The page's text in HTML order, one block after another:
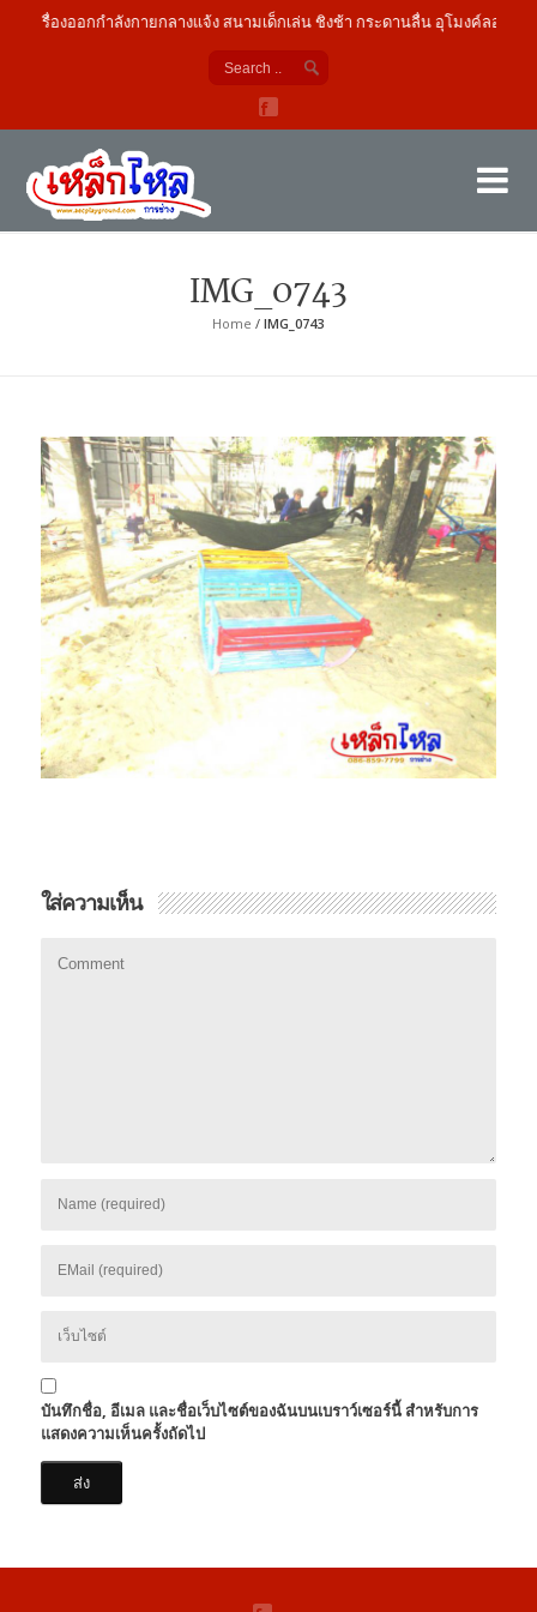
เครื่องออกกำลังกายกลางแจ้ง สนามเด็กเล่น ชิงช้า กระดานลื่น อุโมงค์ลอด
IMG_0743
Home /IMG_0743
ใส่ความเห็น
บันทึกชื่อ, อีเมล และชื่อเว็บไซต์ของฉันบนเบราว์เซอร์นี้ สำหรับการ
แสดงความเห็นครั้งถัดไป